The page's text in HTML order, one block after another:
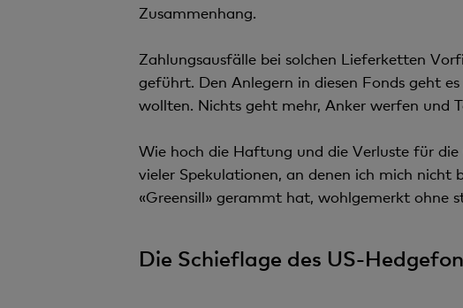
Zusammenhang.
Zahlungsausfälle bei solchen Lieferketten
geführt. Den Anlegern in diesen Fonds geht
wollten. Nichts geht mehr, Anker werfen und
Wie hoch die Haftung und die Verluste für
vieler Spekulationen, an denen ich mich nicht
«Greensill» gerammt hat, wohlgemerkt ohne
Die Schieflage des US-